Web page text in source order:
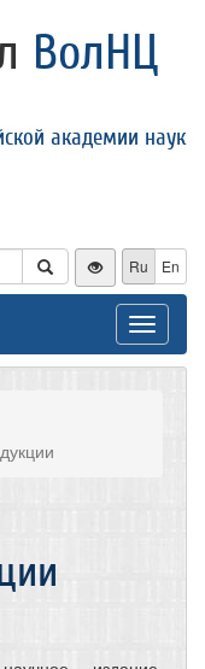
ВолНЦ
академии наук
Ru En
Toggle